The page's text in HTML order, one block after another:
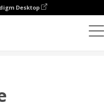
Desktop